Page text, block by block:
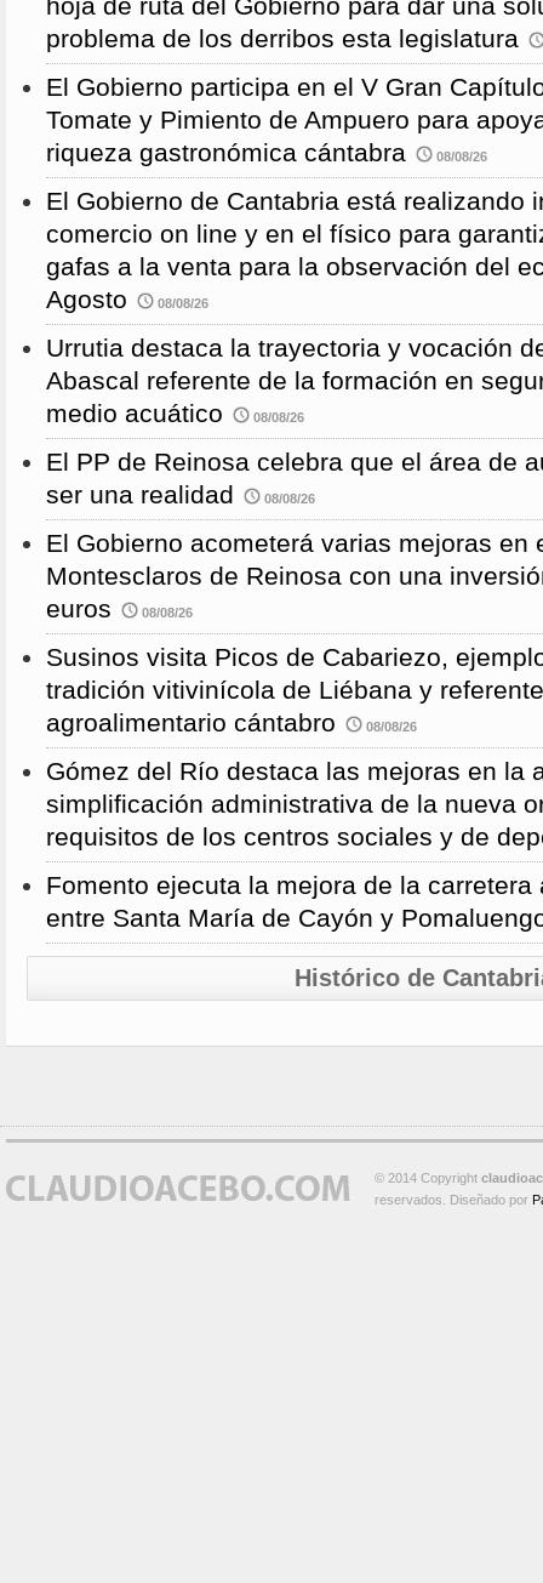
hoja de ruta del Gobierno para dar una
problema de los derribos esta legislatura
El Gobierno participa en el V Gran
Tomate y Pimiento de Ampuero para
riqueza gastronómica cántabra
08/08/26
El Gobierno de Cantabria está realizando
comercio on line y en el físico para
gafas a la venta para la observación del
Agosto
08/08/26
Urrutia destaca la trayectoria y vocación
Abascal referente de la formación en
medio acuático
08/08/26
El PP de Reinosa celebra que el área de
ser una realidad
08/08/26
El Gobierno acometerá varias mejoras en
Montesclaros de Reinosa con una
euros
08/08/26
Susinos visita Picos de Cabariezo,
tradición vitivinícola de Liébana y
agroalimentario cántabro
08/08/26
Gómez del Río destaca las mejoras en la
simplificación administrativa de la nueva
requisitos de los centros sociales y de
Fomento ejecuta la mejora de la carretera
entre Santa María de Cayón y
Histórico de
© 2014 Copyright
reservados. Diseñado por